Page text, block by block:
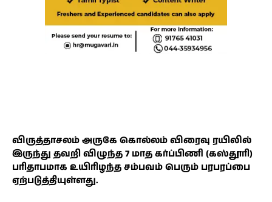
விருத்தாசலம் அருகே கொல்லம் விரைவு ரயிலில்
இருந்து தவறி விழுந்த 7 மாத கர்ப்பிணி (கஸ்தூரி)
பரிதாபமாக உயிரிழந்த சம்பவம் பெரும் பரபரப்பை
ஏற்படுத்தியுள்ளது.